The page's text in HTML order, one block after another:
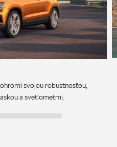
svojou robustnosťou,
a svetlometmi.